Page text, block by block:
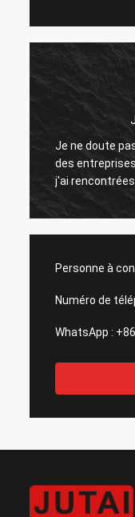
Je ne doute
des
j'ai rencontrées
Personne à
Numéro de
WhatsApp :